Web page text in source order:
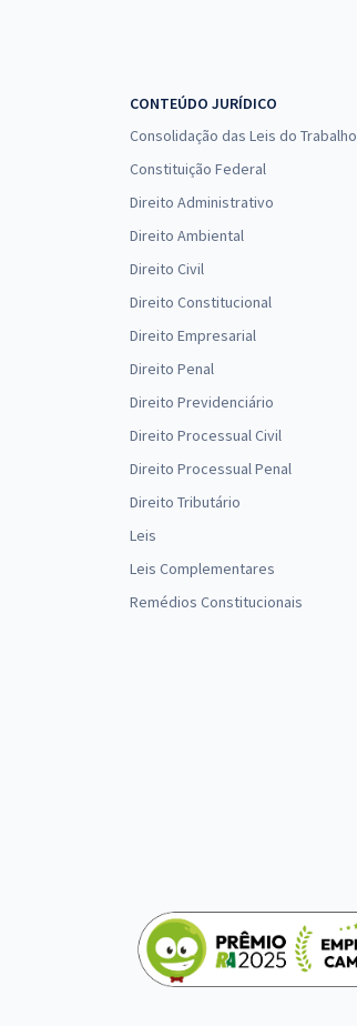
CONTEÚDO JURÍDICO
Consolidação das Leis do Trabalho
Constituição Federal
Direito Administrativo
Direito Ambiental
Direito Civil
Direito Constitucional
Direito Empresarial
Direito Penal
Direito Previdenciário
Direito Processual Civil
Direito Processual Penal
Direito Tributário
Leis
Leis Complementares
Remédios Constitucionais